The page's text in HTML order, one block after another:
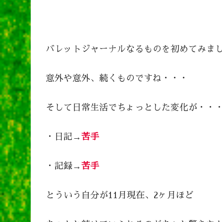
バレットジャーナルなるものを初めてみま
意外や意外、続くものですね・・・
そして日常生活でちょっとした変化が・・・
・日記→苦手
・記録→苦手
とういう自分が11月現在、2ヶ月ほど